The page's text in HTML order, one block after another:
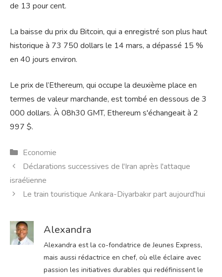
de 13 pour cent.
La baisse du prix du Bitcoin, qui a enregistré son plus haut
historique à 73 750 dollars le 14 mars, a dépassé 15 %
en 40 jours environ.
Le prix de l’Ethereum, qui occupe la deuxième place en
termes de valeur marchande, est tombé en dessous de 3
000 dollars. À 08h30 GMT, Ethereum s'échangeait à 2
997 $.
Catégories
Economie
Déclarations successives de l'Iran après l'attaque
israélienne
Le train touristique Ankara-Diyarbakır part aujourd'hui
Alexandra
Alexandra est la co-fondatrice de Jeunes Express,
mais aussi rédactrice en chef, où elle éclaire avec
passion les initiatives durables qui redéfinissent le